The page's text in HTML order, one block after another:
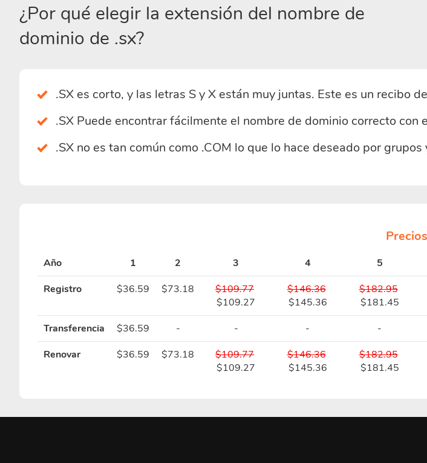
¿Por qué elegir la extensión del nombre de
dominio de .sx?
.SX es corto, y las letras S y X están muy juntas. Este es un recibo
.SX Puede encontrar fácilmente el nombre de dominio correcto con
.SX no es tan común como .COM lo que lo hace deseado por
Precios
Año 1 2 3 4 5
Registro
$36.59 $73.18
$109.77
$109.27
$146.36
$145.36
$182.95
$181.45
Transferencia
$36.59 - - - -
Renovar
$36.59 $73.18
$109.77
$109.27
$146.36
$145.36
$182.95
$181.45